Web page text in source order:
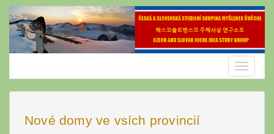
Skip
content
Toggle
Nové domy ve vsích provincií